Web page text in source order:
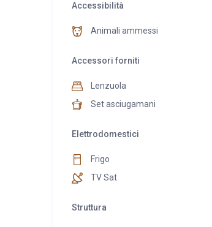
Accessibilità
Animali ammessi
Accessori forniti
Lenzuola
Set asciugamani
Elettrodomestici
Frigo
TV Sat
Struttura